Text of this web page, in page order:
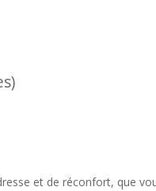
et de réconfort, que